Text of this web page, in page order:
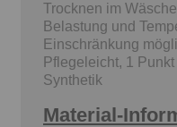
Trocknen im
Belastung und
Einschränkung
Pflegeleicht, 1
Synthetik
Material-